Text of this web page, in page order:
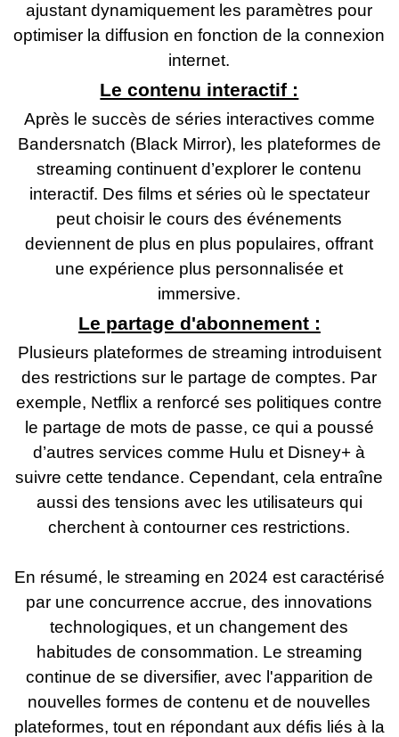
ajustant dynamiquement les paramètres pour
optimiser la diffusion en fonction de la connexion
internet.
Le contenu interactif :
Après le succès de séries interactives comme
Bandersnatch (Black Mirror), les plateformes de
streaming continuent d’explorer le contenu
interactif. Des films et séries où le spectateur
peut choisir le cours des événements
deviennent de plus en plus populaires, offrant
une expérience plus personnalisée et
immersive.
Le partage d'abonnement :
Plusieurs plateformes de streaming introduisent
des restrictions sur le partage de comptes. Par
exemple, Netflix a renforcé ses politiques contre
le partage de mots de passe, ce qui a poussé
d’autres services comme Hulu et Disney+ à
suivre cette tendance. Cependant, cela entraîne
aussi des tensions avec les utilisateurs qui
cherchent à contourner ces restrictions.
En résumé, le streaming en 2024 est caractérisé
par une concurrence accrue, des innovations
technologiques, et un changement des
habitudes de consommation. Le streaming
continue de se diversifier, avec l'apparition de
nouvelles formes de contenu et de nouvelles
plateformes, tout en répondant aux défis liés à la